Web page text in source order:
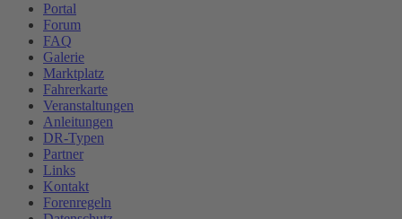
Portal
Forum
FAQ
Galerie
Marktplatz
Fahrerkarte
Veranstaltungen
Anleitungen
DR-Typen
Partner
Links
Kontakt
Forenregeln